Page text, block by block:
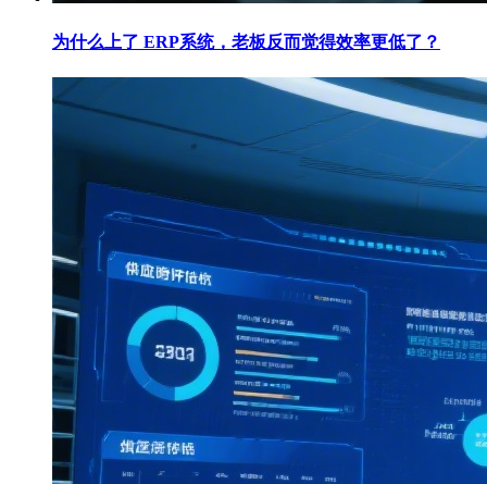
为什么上了 ERP系统，老板反而觉得效率更低了？